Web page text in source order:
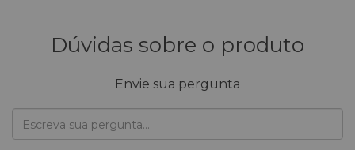
Dúvidas sobre o produto
Envie sua pergunta